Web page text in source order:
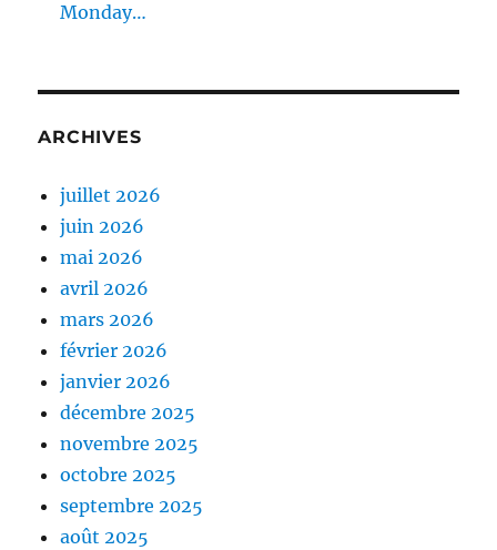
Monday…
ARCHIVES
juillet 2026
juin 2026
mai 2026
avril 2026
mars 2026
février 2026
janvier 2026
décembre 2025
novembre 2025
octobre 2025
septembre 2025
août 2025